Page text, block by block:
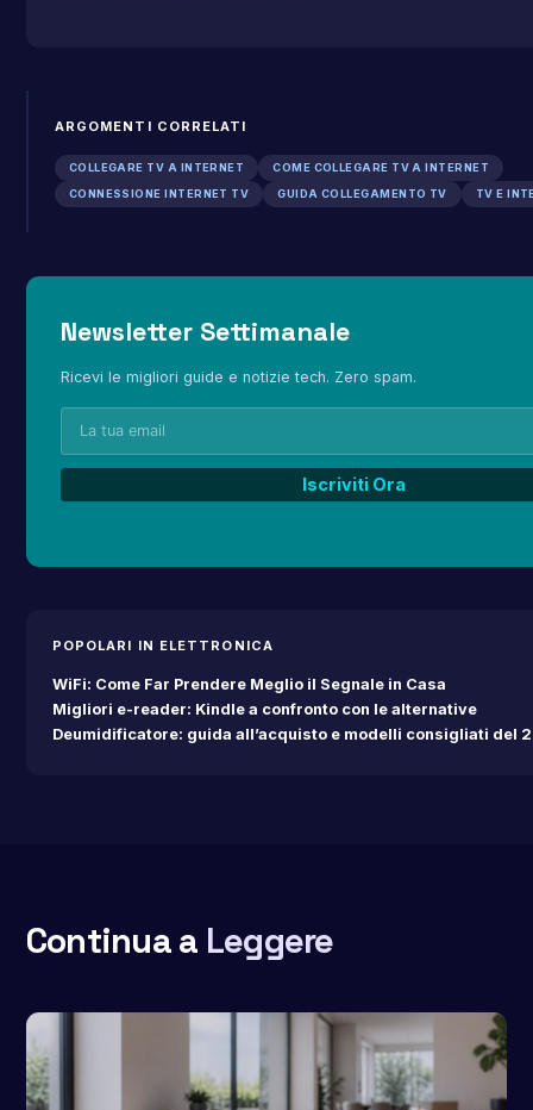
ARGOMENTI CORRELATI
COLLEGARE TV A INTERNET
COME COLLEGARE TV A INTERNET
CONNESSIONE INTERNET TV
GUIDA COLLEGAMENTO TV TV E
Newsletter Settimanale
Ricevi le migliori guide e notizie tech. Zero spam.
POPOLARI IN ELETTRONICA
WiFi: Come Far Prendere Meglio il Segnale in Casa
Migliori e-reader: Kindle a confronto con le alternative
Deumidificatore: guida all’acquisto e modelli consigliati del
Continua a Leggere